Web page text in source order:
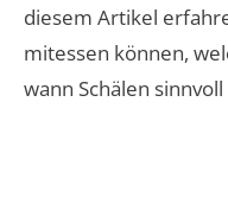
diesem Artikel
mitessen können,
wann Schälen sinnvoll